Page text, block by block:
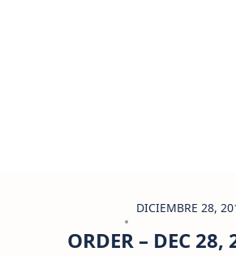
DICIEMBRE 28,
ORDER – DEC 28,